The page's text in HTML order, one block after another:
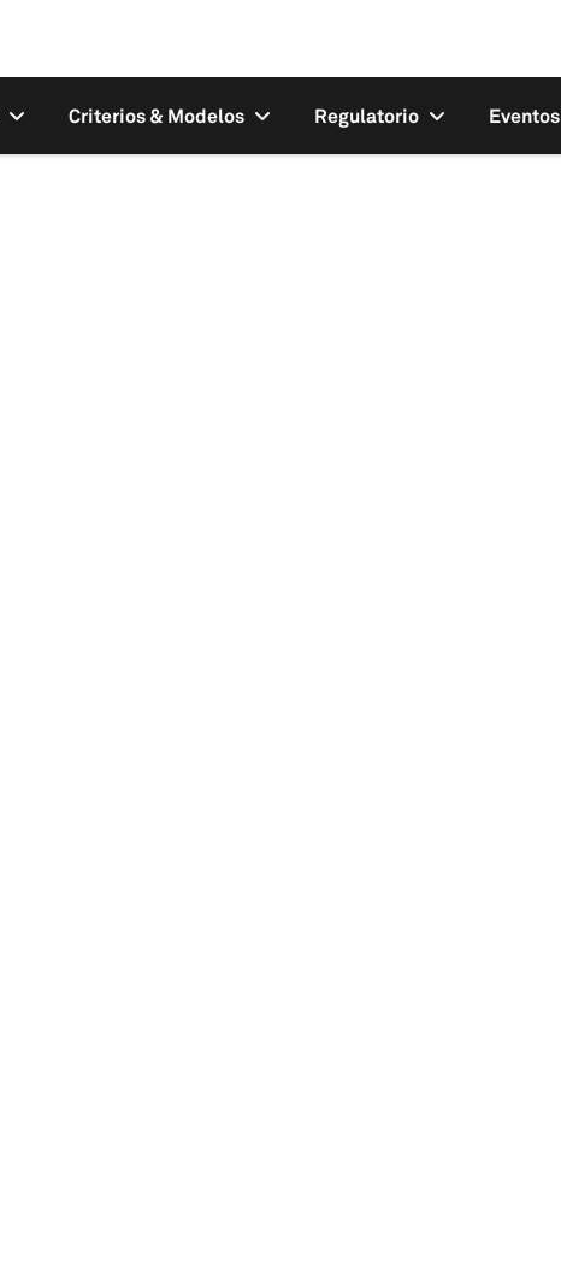
Criterios & Modelos Regulatorio Eventos